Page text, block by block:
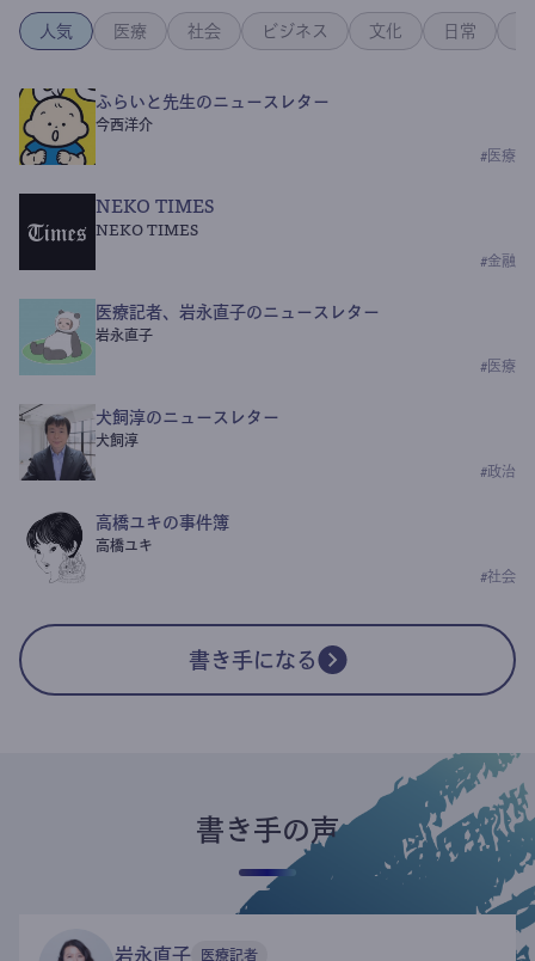
人気 医療 社会 ビジネス 文化 日常
ふらいと先生のニュースレター
今西洋介
# 医療
NEKO TIMES
NEKO TIMES
#金融
医療記者、岩永直子のニュースレター
岩永直子
# 医療
犬飼淳のニュースレター
犬飼淳
#政治
高橋ユキの事件簿
高橋ユキ
#社会
書き手になる
書き手の声
岩永直子 医療記者